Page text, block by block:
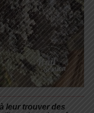
leur trouver des